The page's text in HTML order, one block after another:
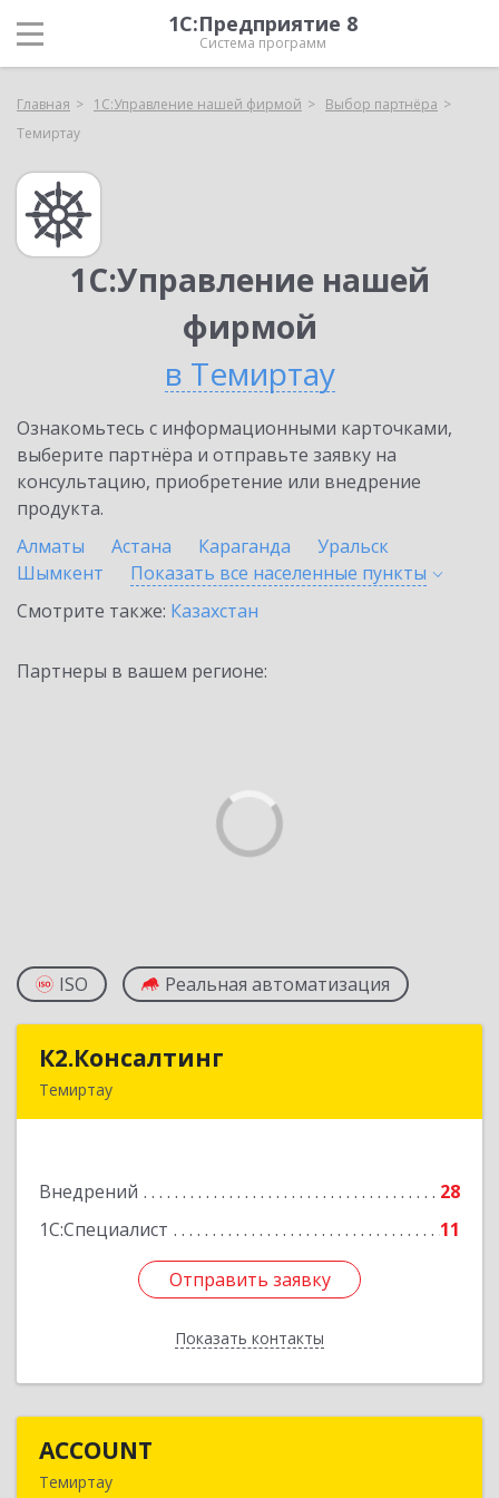
1С:Предприятие 8
Система программ
Главная 1С:Управление нашей фирмой
Выбор партнёра
Темиртау
1С:Управление нашей
фирмой
в Темиртау
Ознакомьтесь с информационными карточками,
выберите партнёра и отправьте заявку на
консультацию, приобретение или внедрение
продукта.
Алматы
Астана Караганда
Уральск
Шымкент
Показать все населенные пункты
Смотрите также: Казахстан
Партнеры в вашем регионе:
ISO Реальная автоматизация
К2.Консалтинг
Темиртау
Внедрений
28
1С:Специалист
11
Отправить заявку
Показать контакты
Подробнее
Отправить заявку
Назад
ACCOUNT
Темиртау